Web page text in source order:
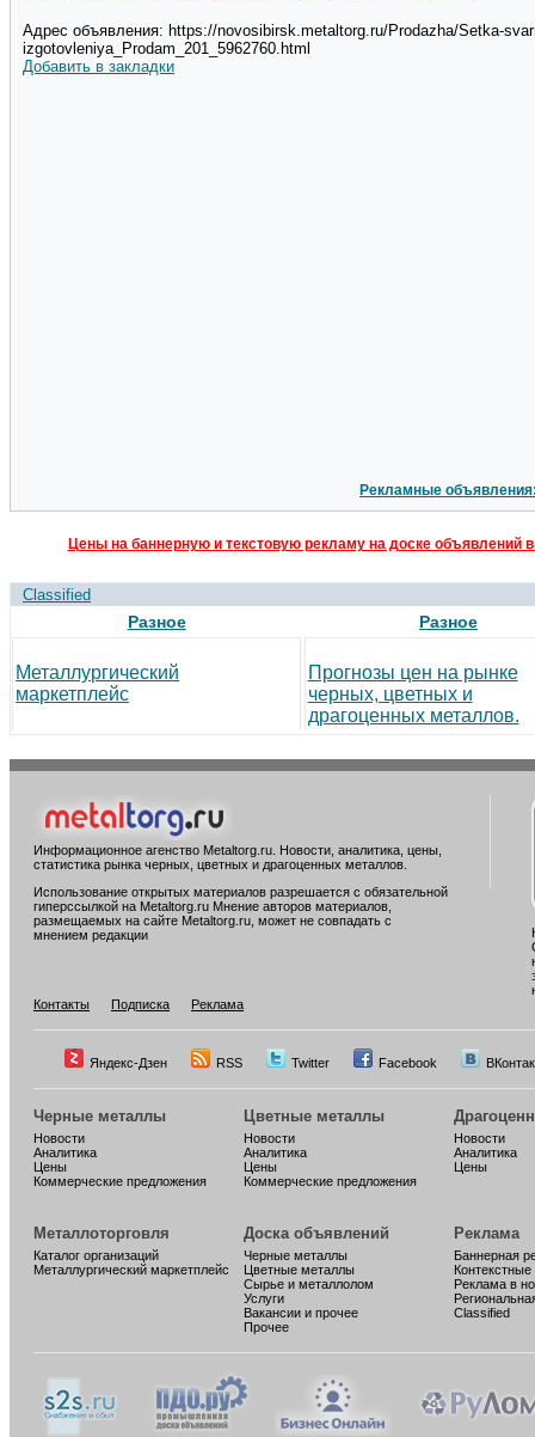
Адрес объявления: https://novosibirsk.metaltorg.ru/Prodazha/Setka-
izgotovleniya_Prodam_201_5962760.html
Добавить в закладки
Рекламные
Цены на баннерную и текстовую рекламу на доске объявлений
Classified
Разное
Металлургический
маркетплейс
Разное
Прогнозы цен на рынке
черных, цветных и
драгоценных металлов.
Информационное агенство Metaltorg.ru. Новости, аналитика, цены,
статистика рынка черных, цветных и драгоценных металлов.
Использование открытых материалов разрешается с обязательной
гиперссылкой на Metaltorg.ru Мнение авторов материалов,
размещаемых на сайте Metaltorg.ru, может не совпадать с
мнением редакции
Контакты
Подписка Реклама
Яндекс-Дзен RSS Twitter Facebook
Черные металлы
Новости
Аналитика
Цены
Коммерческие предложения
Цветные металлы
Новости
Аналитика
Цены
Коммерческие предложения
Новости
Аналитика
Цены
Металлоторговля
Каталог организаций
Металлургический маркетплейс
Доска объявлений
Черные металлы
Цветные металлы
Сырье и металлолом
Услуги
Вакансии и прочее
Прочее
Реклама
Баннерная
Реклама в
Classified